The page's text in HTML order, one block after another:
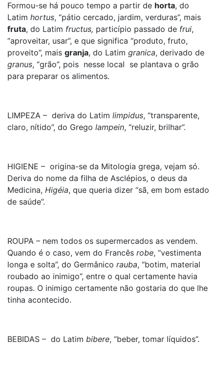
Formou-se há pouco tempo a partir de horta, do
Latim hortus, “pátio cercado, jardim, verduras”, mais
fruta, do Latim fructus, particípio passado de frui,
“aproveitar, usar”, e que significa “produto, fruto,
proveito”, mais granja, do Latim granica, derivado de
granus, “grão”, pois nesse local se plantava o grão
para preparar os alimentos.
LIMPEZA – deriva do Latim limpidus, “transparente,
claro, nítido”, do Grego lampein, “reluzir, brilhar”.
HIGIENE – origina-se da Mitologia grega, vejam só.
Deriva do nome da filha de Asclépios, o deus da
Medicina, Higéia, que queria dizer “sã, em bom estado
de saúde”.
ROUPA – nem todos os supermercados as vendem.
Quando é o caso, vem do Francês robe, “vestimenta
longa e solta”, do Germânico rauba, “botim, material
roubado ao inimigo”, entre o qual certamente havia
roupas. O inimigo certamente não gostaria do que lhe
tinha acontecido.
BEBIDAS – do Latim bibere, “beber, tomar líquidos”.